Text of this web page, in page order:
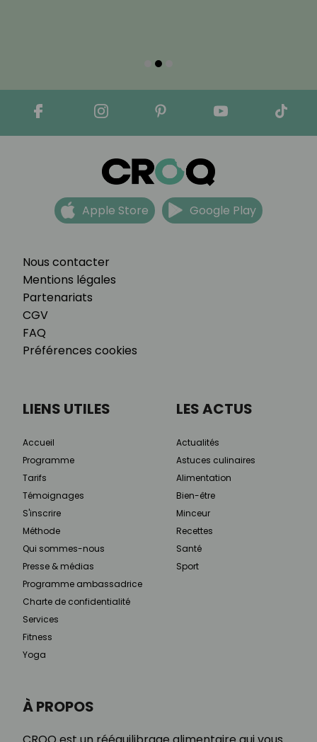
Nous contacter
Mentions légales
Partenariats
CGV
FAQ
Préférences cookies
Apple Store Google Play
À PROPOS
LIENS UTILES
Accueil
Programme
Tarifs
Témoignages
S'inscrire
Méthode
Qui sommes-nous
Presse & médias
Programme ambassadrice
Charte de confidentialité
Services
Fitness
Yoga
LES ACTUS
Actualités
Astuces culinaires
Alimentation
Bien-être
Minceur
Recettes
Santé
Sport